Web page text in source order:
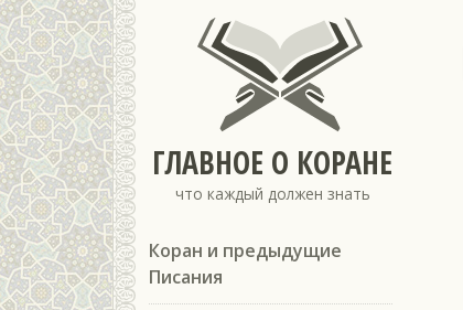
ГЛАВНОЕ О КОРАНЕ
что каждый должен знать
Коран и предыдущие
Писания